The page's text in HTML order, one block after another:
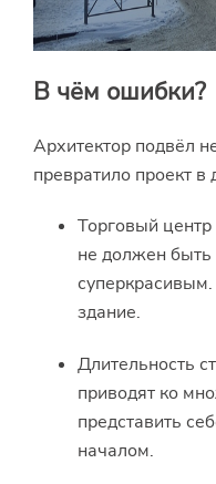
В чём ошибки?
Архитектор подвёл
превратило проект в
Торговый центр
не должен быть
здание.
Длительность
приводят ко
представить
началом.